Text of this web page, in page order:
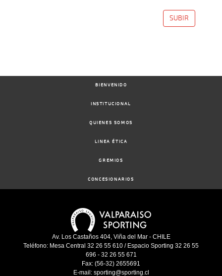
SUBIR
BIENVENIDO
INSTITUCIONAL
QUIENES SOMOS
LINEA ÉTICA
GREMIOS
CONCESIONARIOS
Av. Los Castaños 404, Viña del Mar - CHILE
Teléfono: Mesa Central 32 26 55 610 / Espacio Sporting 32 26 55
696 - 32 26 55 671
Fax: (56-32) 2655691
E-mail: sporting@sporting.cl